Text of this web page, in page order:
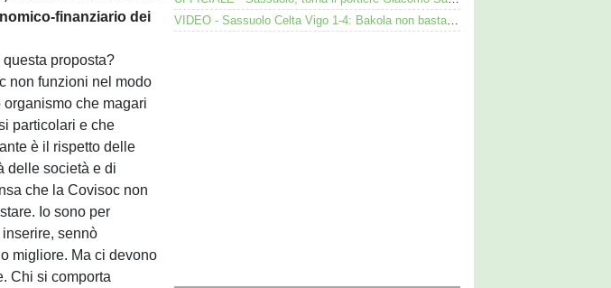
finanziario dei
proposta?
non funzioni nel modo
che magari
particolari e che
è il rispetto delle
delle società e di
che la Covisoc non
Io sono per
sennò
migliore. Ma ci devono
Chi si comporta
VIDEO - Sassuolo Celta Vigo 1-4: Bakola non basta. Espulso Laurienté